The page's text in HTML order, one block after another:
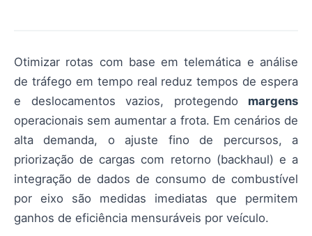
Otimizar rotas com base em telemática e análise
de tráfego em tempo real reduz tempos de espera
e deslocamentos vazios, protegendo margens
operacionais sem aumentar a frota. Em cenários de
alta demanda, o ajuste fino de percursos, a
priorização de cargas com retorno (backhaul) e a
integração de dados de consumo de combustível
por eixo são medidas imediatas que permitem
ganhos de eficiência mensuráveis por veículo.